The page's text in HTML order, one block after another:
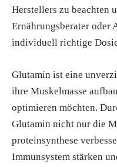
Herstellers zu beachten
Ernährungsberater oder
individuell richtige
Glutamin ist eine
ihre Muskelmasse
optimieren möchten.
Glutamin nicht nur die
proteinsynthese
Immunsystem stärken